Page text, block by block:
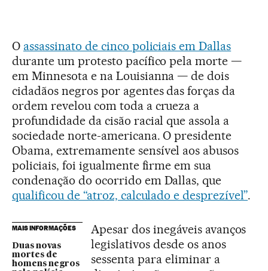
O assassinato de cinco policiais em Dallas
durante um protesto pacífico pela morte —
em Minnesota e na Louisianna — de dois
cidadãos negros por agentes das forças da
ordem revelou com toda a crueza a
profundidade da cisão racial que assola a
sociedade norte-americana. O presidente
Obama, extremamente sensível aos abusos
policiais, foi igualmente firme em sua
condenação do ocorrido em Dallas, que
qualificou de “atroz, calculado e desprezível”.
MAIS INFORMAÇÕES
Duas novas
mortes de
homens negros
Apesar dos inegáveis avanços
legislativos desde os anos
sessenta para eliminar a